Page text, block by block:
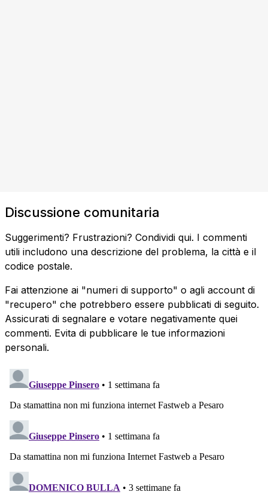
Discussione comunitaria
Suggerimenti? Frustrazioni? Condividi qui. I commenti
utili includono una descrizione del problema, la città e il
codice postale.
Fai attenzione ai "numeri di supporto" o agli account di
"recupero" che potrebbero essere pubblicati di seguito.
Assicurati di segnalare e votare negativamente quei
commenti. Evita di pubblicare le tue informazioni
personali.